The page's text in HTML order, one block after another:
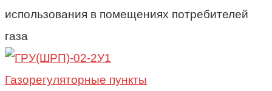
использования в помещениях потребителей
газа
Газорегуляторные пункты